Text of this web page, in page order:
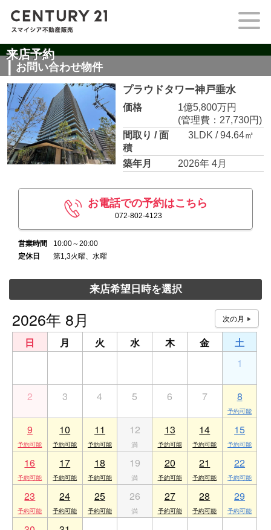
来店予約
お問い合わせ物件
プラウドタワー神戸垂水
価格
1億5,800万円
(管理費：27,730円)
間取り / 面
積
3LDK / 94.64㎡
築年月 2026年 4月
お電話での予約はこちら
072-802-4123
営業時間
10:00～20:00
定休日
第1,3火曜、水曜
来店希望日時を選択
2026年 8月
日 月 火 水 木 金
土
1
2 3 4 5 6 7 8
9 10 11 12 13 14 15
16 17 18 19 20 21 22
23 24 25 26 27 28 29